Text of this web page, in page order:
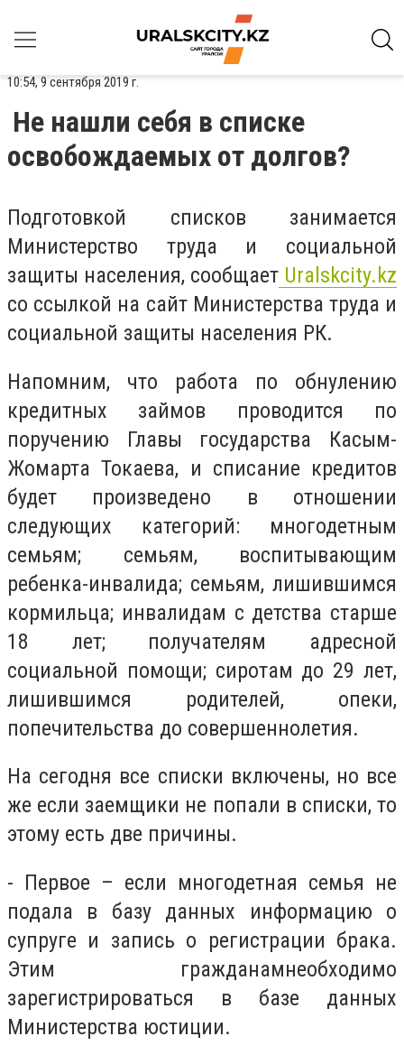
10:54, 9 сентября 2019 г.
Не нашли себя в списке
освобождаемых от долгов?
Подготовкой списков занимается
Министерство труда и социальной
защиты населения, сообщает Uralskcity.kz
со ссылкой на сайт Министерства труда и
социальной защиты населения РК.
Напомним, что работа по обнулению
кредитных займов проводится по
поручению Главы государства Касым-
Жомарта Токаева, и списание кредитов
будет произведено в отношении
следующих категорий: многодетным
семьям; семьям, воспитывающим
ребенка-инвалида; семьям, лишившимся
кормильца; инвалидам с детства старше
18 лет; получателям адресной
социальной помощи; сиротам до 29 лет,
лишившимся родителей, опеки,
попечительства до совершеннолетия.
На сегодня все списки включены, но все
же если заемщики не попали в списки, то
этому есть две причины.
- Первое – если многодетная семья не
подала в базу данных информацию о
супруге и запись о регистрации брака.
Этим гражданамнеобходимо
зарегистрироваться в базе данных
Министерства юстиции.